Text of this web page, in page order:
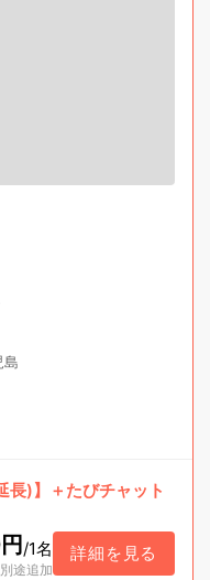
島
長)】＋たびチャット
/1名
途追加
詳細を見る